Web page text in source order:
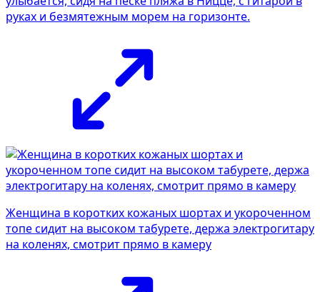
руках и безмятежным морем на горизонте.
Женщина в коротких кожаных шортах и укороченном
топе сидит на высоком табурете, держа электрогитару
на коленях, смотрит прямо в камеру